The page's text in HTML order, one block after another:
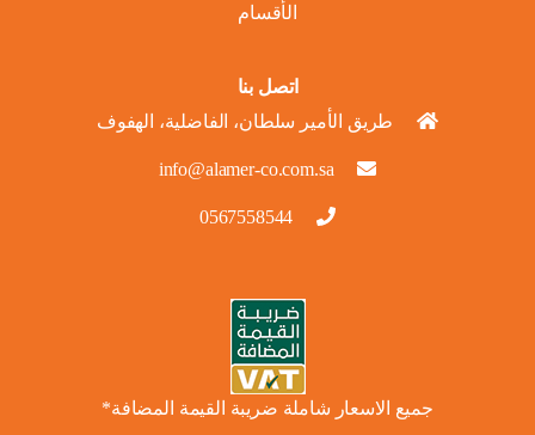
الأقسام
اتصل بنا
طريق الأمير سلطان، الفاضلية، الهفوف
info@alamer-co.com.sa
0567558544
جميع الاسعار شاملة ضريبة القيمة المضافة*